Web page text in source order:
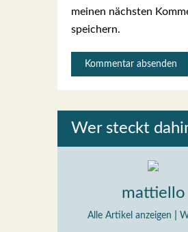
meinen nächsten
speichern.
Wer steckt
mattiello
Alle Artikel anzeigen